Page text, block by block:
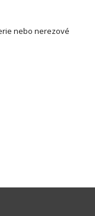
nebo nerezové